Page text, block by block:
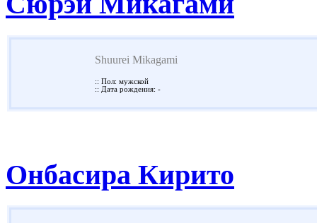
Shuurei Mikagami
:: Пол: мужской
:: Дата рождения: -
Онбасира Кирито